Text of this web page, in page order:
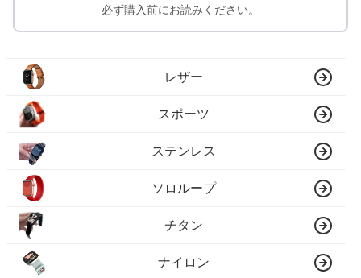
必ず購入前にお読みください。
レザー
スポーツ
ステンレス
ソロループ
チタン
ナイロン